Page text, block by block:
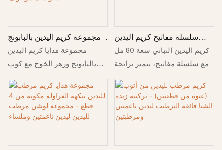
مجموعة كريم اليدين بالبابونج
وزهر الخوخ - مجموعة هدايا من
لوشن مرطب لليدين مع كوب
مجموعة هدايا كريم اليدين
بالبابونج وزهر الخوخ مع كوب
سيراميك مزخرف. يرطب اليدين
الجافتين ليمنحهما نعومةً فائقةً
وترطيباً عميقاً.
سلسلة مفاتيح كريم اليدين
النباتي - مجموعة كريم اليدين
المرطب برائحة الزهور 80 مل
كريم اليدين النباتي سعة 80 مل
مع سلسلة مفاتيح، يتميز برائحة
الفاوانيا الوردية، والبابونج
باللافندر، والنعناع الأوكالبتوس،
والبابونج، ليمنحكِ يدين ناعمتين
ورطبتين.